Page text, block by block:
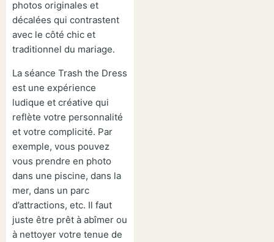
photos originales et
décalées qui contrastent
avec le côté chic et
traditionnel du mariage.
La séance Trash the Dress
est une expérience
ludique et créative qui
reflète votre personnalité
et votre complicité. Par
exemple, vous pouvez
vous prendre en photo
dans une piscine, dans la
mer, dans un parc
d’attractions, etc. Il faut
juste être prêt à abîmer ou
à nettoyer votre tenue de